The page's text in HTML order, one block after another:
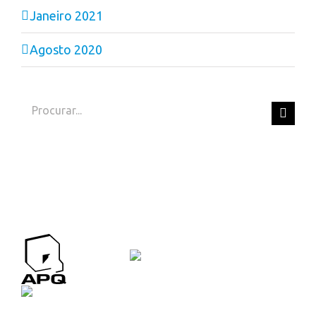
Janeiro 2021
Agosto 2020
Search